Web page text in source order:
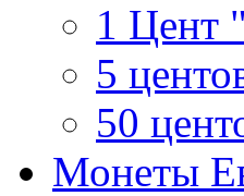
1 Цент
5
50
Монеты